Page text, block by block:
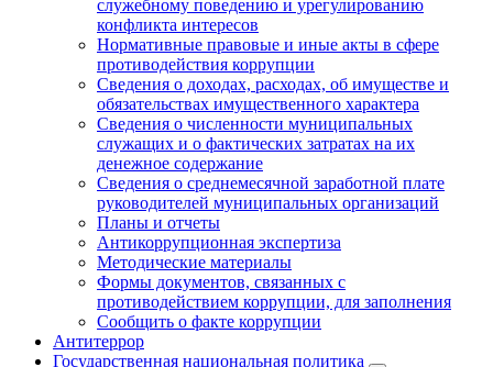
служебному поведению и урегулированию
конфликта интересов
Нормативные правовые и иные акты в сфере
противодействия коррупции
Сведения о доходах, расходах, об имуществе и
обязательствах имущественного характера
Сведения о численности муниципальных
служащих и о фактических затратах на их
денежное содержание
Сведения о среднемесячной заработной плате
руководителей муниципальных организаций
Планы и отчеты
Антикоррупционная экспертиза
Методические материалы
Формы документов, связанных с
противодействием коррупции, для заполнения
Сообщить о факте коррупции
Антитеррор
Государственная национальная политика